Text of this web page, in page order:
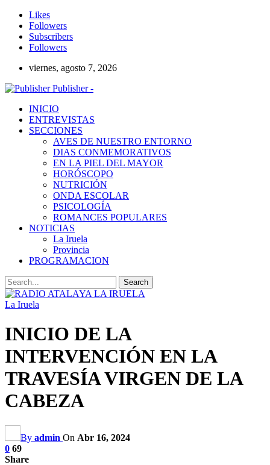
Likes
Followers
Subscribers
Followers
viernes, agosto 7, 2026
Publisher -
INICIO
ENTREVISTAS
SECCIONES
AVES DE NUESTRO ENTORNO
DIAS CONMEMORATIVOS
EN LA PIEL DEL MAYOR
HORÓSCOPO
NUTRICIÓN
ONDA ESCOLAR
PSICOLOGÍA
ROMANCES POPULARES
NOTICIAS
La Iruela
Provincia
PROGRAMACION
La Iruela
INICIO DE LA
INTERVENCIÓN EN LA
TRAVESÍA VIRGEN DE LA
CABEZA
By admin On Abr 16, 2024
0 69
Share